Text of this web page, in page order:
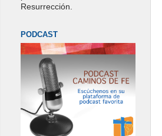
Resurrección.
PODCAST